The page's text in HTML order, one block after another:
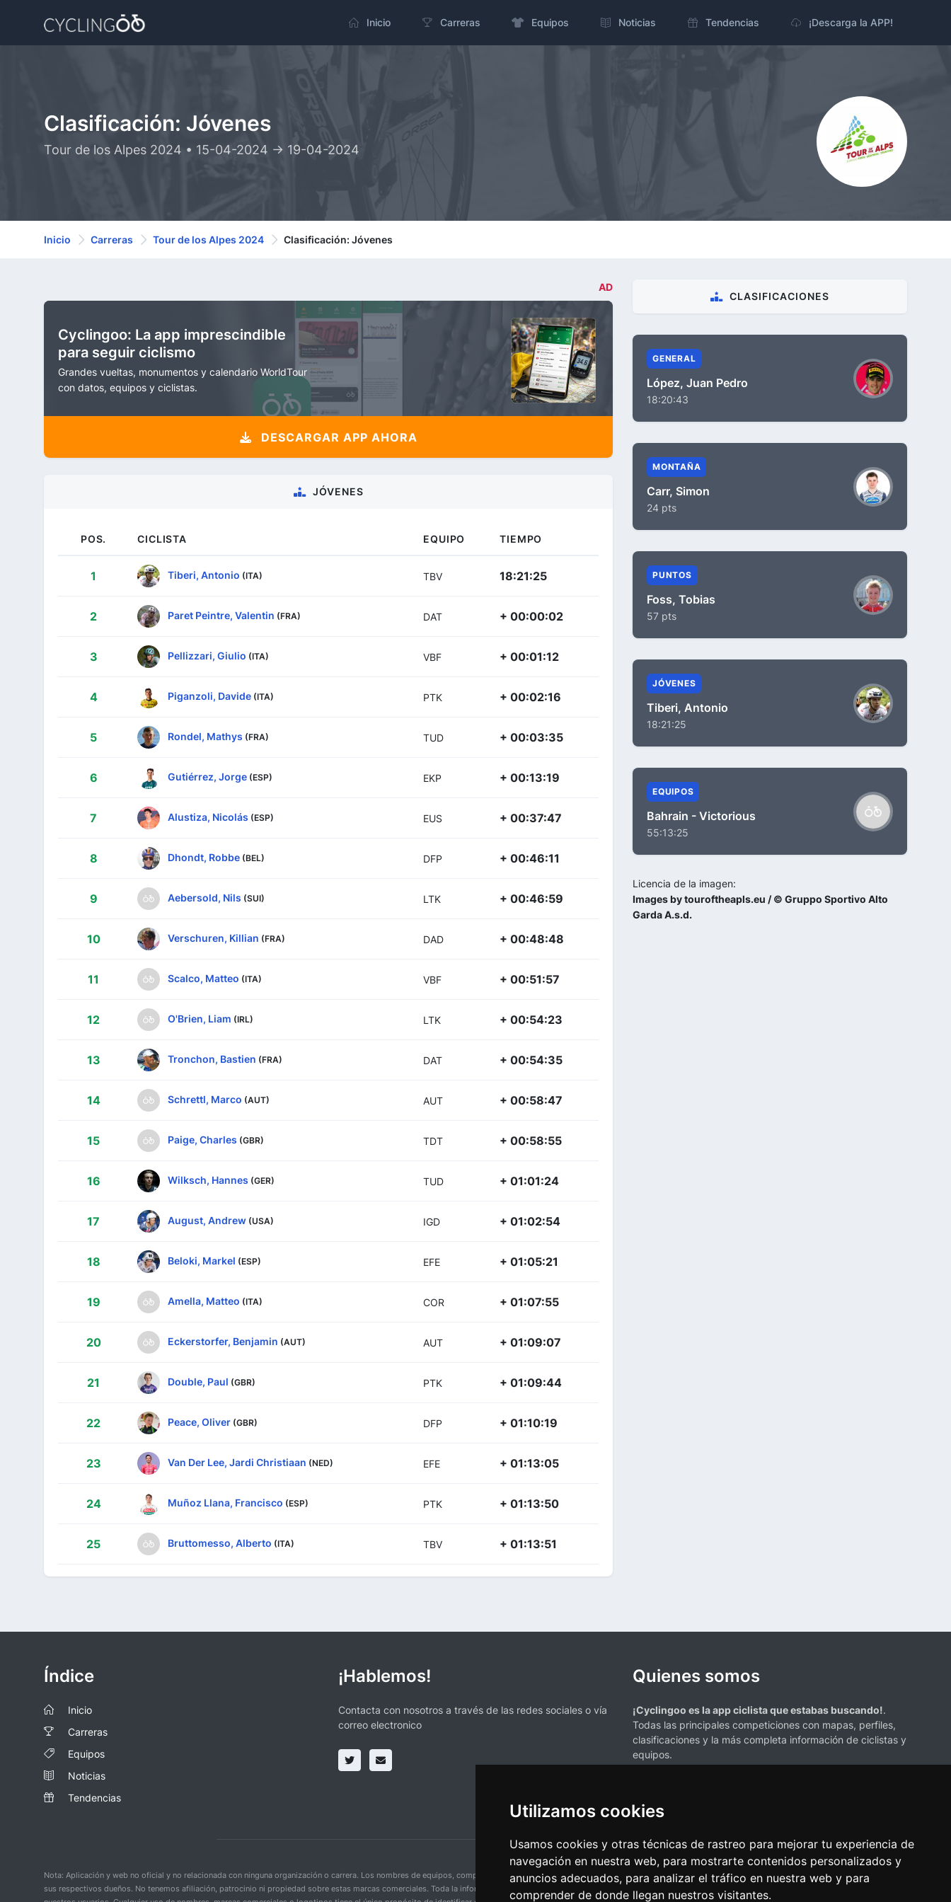
Utilizamos cookies
Usamos cookies y otras técnicas de rastreo para mejorar tu experiencia de
navegación en nuestra web, para mostrarte contenidos personalizados y
anuncios adecuados, para analizar el tráfico en nuestra web y para
comprender de donde llegan nuestros visitantes.
Inicio Carreras Equipos Noticias Tendencias ¡Descarga la APP!
Clasificación: Jóvenes
Tour de los Alpes 2024 • 15-04-2024 -> 19-04-2024
Inicio Carreras Tour de los Alpes 2024 Clasificación: Jóvenes
AD
Cyclingoo: La app imprescindible
para seguir ciclismo
Grandes vueltas, monumentos y calendario WorldTour
con datos, equipos y ciclistas.
DESCARGAR APP AHORA
JÓVENES
POS. CICLISTA EQUIPO TIEMPO
1 Tiberi, Antonio (ITA) TBV 18:21:25
2 Paret Peintre, Valentin (FRA) DAT + 00:00:02
3 Pellizzari, Giulio (ITA) VBF + 00:01:12
4 Piganzoli, Davide (ITA) PTK + 00:02:16
5 Rondel, Mathys (FRA) TUD + 00:03:35
6 Gutiérrez, Jorge (ESP) EKP + 00:13:19
7 Alustiza, Nicolás (ESP) EUS + 00:37:47
8 Dhondt, Robbe (BEL) DFP + 00:46:11
9 Aebersold, Nils (SUI) LTK + 00:46:59
10 Verschuren, Killian (FRA) DAD + 00:48:48
11 Scalco, Matteo (ITA) VBF + 00:51:57
12 O'Brien, Liam (IRL) LTK + 00:54:23
13 Tronchon, Bastien (FRA) DAT + 00:54:35
14 Schrettl, Marco (AUT) AUT + 00:58:47
15 Paige, Charles (GBR) TDT + 00:58:55
16 Wilksch, Hannes (GER) TUD + 01:01:24
17 August, Andrew (USA) IGD + 01:02:54
18 Beloki, Markel (ESP) EFE + 01:05:21
19 Amella, Matteo (ITA) COR + 01:07:55
20 Eckerstorfer, Benjamin (AUT) AUT + 01:09:07
21 Double, Paul (GBR) PTK + 01:09:44
22 Peace, Oliver (GBR) DFP + 01:10:19
23 Van Der Lee, Jardi Christiaan (NED) EFE + 01:13:05
24 Muñoz Llana, Francisco (ESP) PTK + 01:13:50
25 Bruttomesso, Alberto (ITA) TBV + 01:13:51
CLASIFICACIONES
GENERAL
López, Juan Pedro
18:20:43
MONTAÑA
Carr, Simon
24 pts
PUNTOS
Foss, Tobias
57 pts
JÓVENES
Tiberi, Antonio
18:21:25
EQUIPOS
Bahrain - Victorious
55:13:25
Licencia de la imagen:
Images by touroftheapls.eu / © Gruppo Sportivo Alto
Garda A.s.d.
Índice
Inicio
Carreras
Equipos
Noticias
Tendencias
¡Hablemos!
Contacta con nosotros a través de las redes sociales o vía
correo electronico
Quienes somos
¡Cyclingoo es la app ciclista que estabas buscando!.
Todas las principales competiciones con mapas, perfiles,
clasificaciones y la más completa información de ciclistas y
equipos.
Nota: Aplicación y web no oficial y no relacionada con ninguna organización o carrera. Los nombres de equipos, competiciones, marcas comerciales y logotipos mencionados en esta página de resultados de ciclismo son propiedad de
sus respectivos dueños. No tenemos afiliación, patrocinio ni propiedad sobre estas marcas comerciales. Toda la información proporcionada en esta página se presenta únicamente con fines informativos y para la conveniencia de